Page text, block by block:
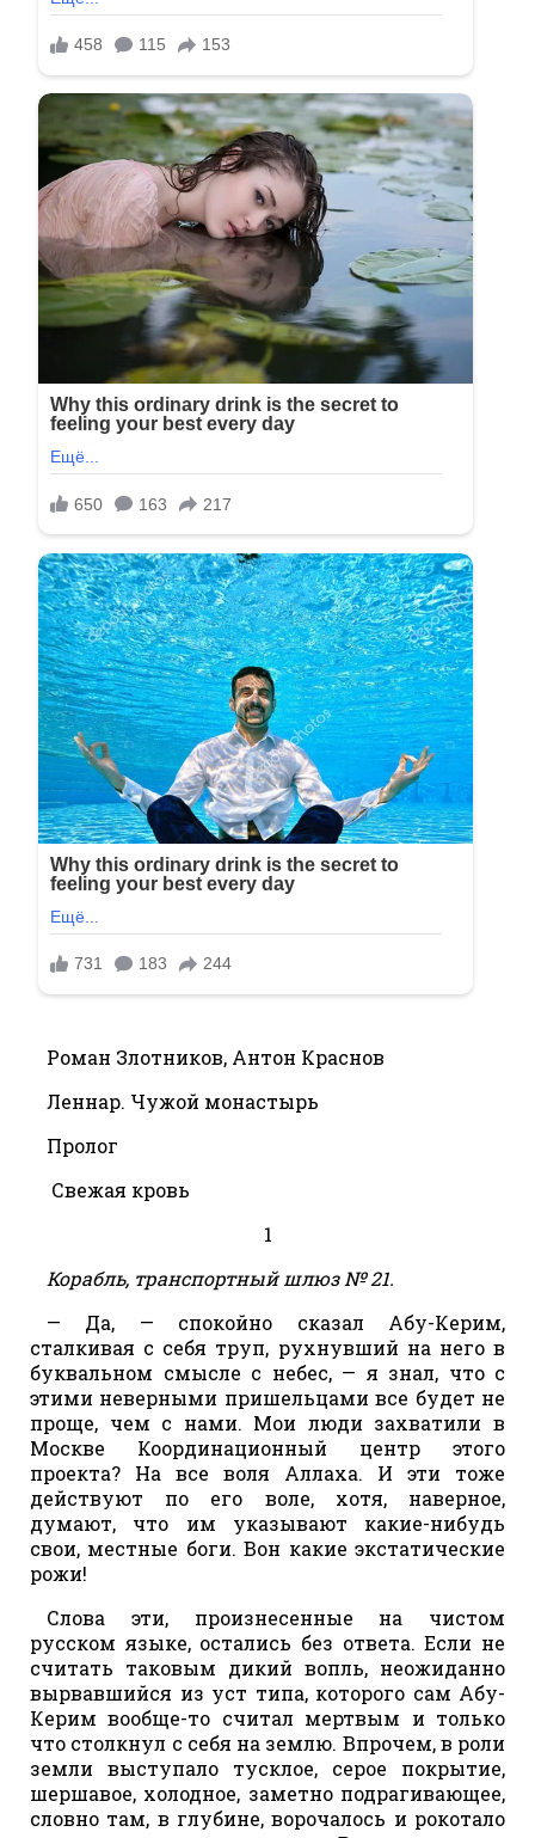
Роман Злотников, Антон Краснов
Леннар. Чужой монастырь
Пролог
Свежая кровь
1
Корабль, транспортный шлюз № 21.
— Да, — спокойно сказал Абу-Керим,
сталкивая с себя труп, рухнувший на него в
буквальном смысле с небес, — я знал, что с
этими неверными пришельцами все будет не
проще, чем с нами. Мои люди захватили в
Москве Координационный центр этого
проекта? На все воля Аллаха. И эти тоже
действуют по его воле, хотя, наверное,
думают, что им указывают какие-нибудь
свои, местные боги. Вон какие экстатические
рожи!
Слова эти, произнесенные на чистом
русском языке, остались без ответа. Если не
считать таковым дикий вопль, неожиданно
вырвавшийся из уст типа, которого сам Абу-
Керим вообще-то считал мертвым и только
что столкнул с себя на землю. Впрочем, в роли
земли выступало тусклое, серое покрытие,
шершавое, холодное, заметно подрагивающее,
словно там, в глубине, ворочалось и рокотало